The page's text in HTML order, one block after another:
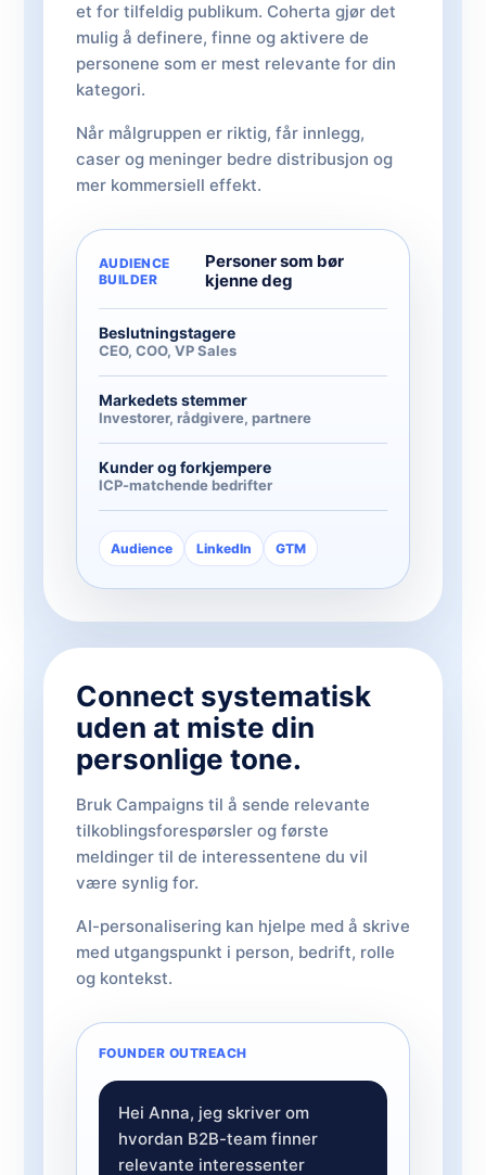
et for tilfeldig publikum. Coherta gjør det
mulig å definere, finne og aktivere de
personene som er mest relevante for din
kategori.
Når målgruppen er riktig, får innlegg,
caser og meninger bedre distribusjon og
mer kommersiell effekt.
AUDIENCE
BUILDER
Personer som bør
kjenne deg
Beslutningstagere
CEO, COO, VP Sales
Markedets stemmer
Investorer, rådgivere, partnere
Kunder og forkjempere
ICP-matchende bedrifter
Audience LinkedIn GTM
Connect systematisk
uden at miste din
personlige tone.
Bruk Campaigns til å sende relevante
tilkoblingsforespørsler og første
meldinger til de interessentene du vil
være synlig for.
AI-personalisering kan hjelpe med å skrive
med utgangspunkt i person, bedrift, rolle
og kontekst.
FOUNDER OUTREACH
Hei Anna, jeg skriver om
hvordan B2B-team finner
relevante interessenter